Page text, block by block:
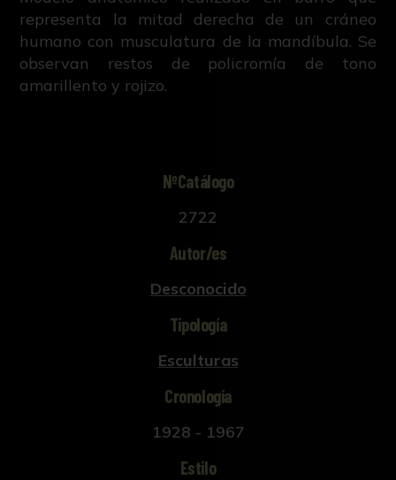
representa la mitad derecha de un cráneo
humano con musculatura de la mandíbula. Se
observan restos de policromía de tono
amarillento y rojizo.
NºCatálogo
2722
Autor/es
Desconocido
Tipología
Esculturas
Cronología
1928 - 1967
Estilo